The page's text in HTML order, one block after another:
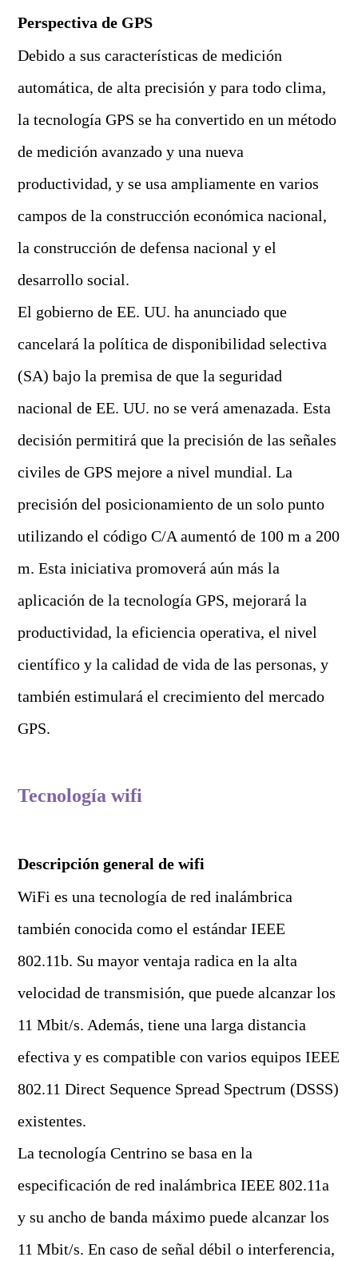
Perspectiva de GPS
Debido a sus características de medición
automática, de alta precisión y para todo clima,
la tecnología GPS se ha convertido en un método
de medición avanzado y una nueva
productividad, y se usa ampliamente en varios
campos de la construcción económica nacional,
la construcción de defensa nacional y el
desarrollo social.
El gobierno de EE. UU. ha anunciado que
cancelará la política de disponibilidad selectiva
(SA) bajo la premisa de que la seguridad
nacional de EE. UU. no se verá amenazada. Esta
decisión permitirá que la precisión de las señales
civiles de GPS mejore a nivel mundial. La
precisión del posicionamiento de un solo punto
utilizando el código C/A aumentó de 100 m a 200
m. Esta iniciativa promoverá aún más la
aplicación de la tecnología GPS, mejorará la
productividad, la eficiencia operativa, el nivel
científico y la calidad de vida de las personas, y
también estimulará el crecimiento del mercado
GPS.
Tecnología wifi
Descripción general de wifi
WiFi es una tecnología de red inalámbrica
también conocida como el estándar IEEE
802.11b. Su mayor ventaja radica en la alta
velocidad de transmisión, que puede alcanzar los
11 Mbit/s. Además, tiene una larga distancia
efectiva y es compatible con varios equipos IEEE
802.11 Direct Sequence Spread Spectrum (DSSS)
existentes.
La tecnología Centrino se basa en la
especificación de red inalámbrica IEEE 802.11a
y su ancho de banda máximo puede alcanzar los
11 Mbit/s. En caso de señal débil o interferencia,